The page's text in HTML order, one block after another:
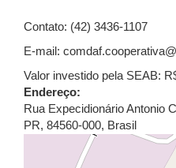
Contato: (42) 3436-1107
E-mail:
Valor investido pela SEAB:
Endereço:
Rua Expecidionário Antonio
PR, 84560-000, Brasil